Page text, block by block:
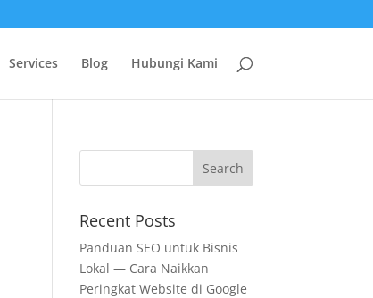
Services Blog Hubungi Kami
Recent Posts
Panduan SEO untuk Bisnis
Lokal — Cara Naikkan
Peringkat Website di Google